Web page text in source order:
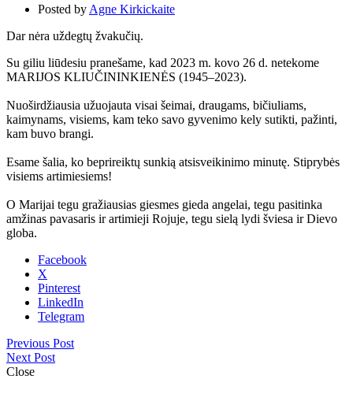
Posted by Agne Kirkickaite
Dar nėra uždegtų žvakučių.
Su giliu liūdesiu pranešame, kad 2023 m. kovo 26 d. netekome
MARIJOS KLIUČININKIENĖS (1945–2023).
Nuoširdžiausia užuojauta visai šeimai, draugams, bičiuliams,
kaimynams, visiems, kam teko savo gyvenimo kely sutikti, pažinti,
kam buvo brangi.
Esame šalia, ko beprireiktų sunkią atsisveikinimo minutę. Stiprybės
visiems artimiesiems!
O Marijai tegu gražiausias giesmes gieda angelai, tegu pasitinka
amžinas pavasaris ir artimieji Rojuje, tegu sielą lydi šviesa ir Dievo
globa.
Facebook
X
Pinterest
LinkedIn
Telegram
Previous Post
Next Post
Close